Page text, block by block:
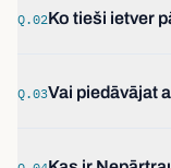
Q.02Ko tieši ietver
Q.03Vai piedāvājat